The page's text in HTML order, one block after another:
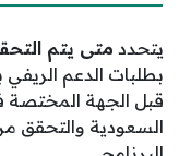
يتحدد متى يتم
بطلبات الدعم
قبل الجهة المختصة
السعودية والتحقق